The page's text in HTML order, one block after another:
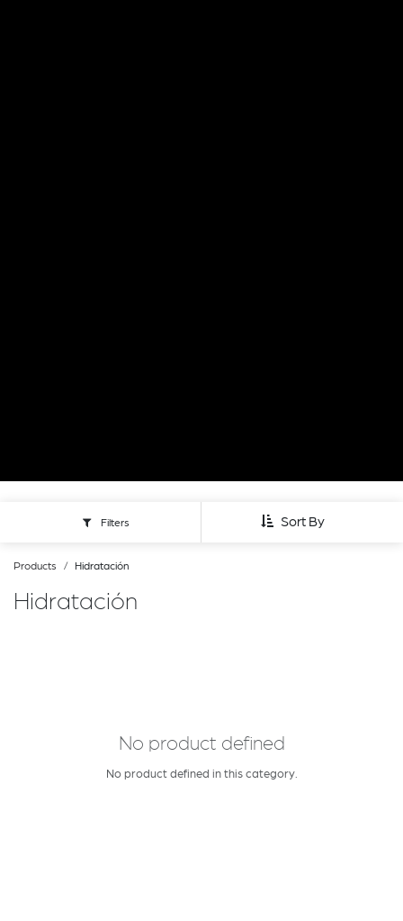
Sort By
Filters
Products Hidratación
Hidratación
No product defined
No product defined in this category.